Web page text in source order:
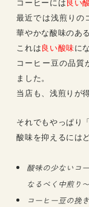
コーヒーには 良い
最近では浅煎りの
華やかな酸味のあ
これは 良い酸味に
コーヒー豆の品質
ました。
当店も、浅煎りが
それでもやっぱり
酸味を抑えるには
酸味の少ないコ
なるべく中煎り
コーヒー豆の挽